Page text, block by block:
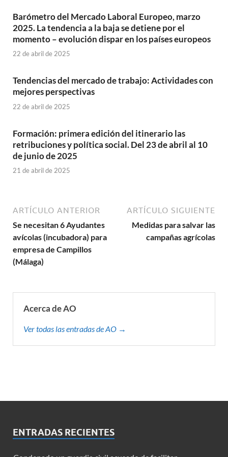
Barómetro del Mercado Laboral Europeo, marzo
2025. La tendencia a la baja se detiene por el
momento – evolución dispar en los países europeos
22 de abril de 2025
Tendencias del mercado de trabajo: Actividades con
mejores perspectivas
22 de abril de 2025
Formación: primera edición del itinerario las
retribuciones y política social. Del 23 de abril al 10
de junio de 2025
21 de abril de 2025
ARTÍCULO ANTERIOR
Se necesitan 6 Ayudantes
avícolas (incubadora) para
empresa de Campillos
(Málaga)
ARTÍCULO SIGUIENTE
Medidas para salvar las
campañas agrícolas
Acerca de AO
Ver todas las entradas de AO →
ENTRADAS RECIENTES